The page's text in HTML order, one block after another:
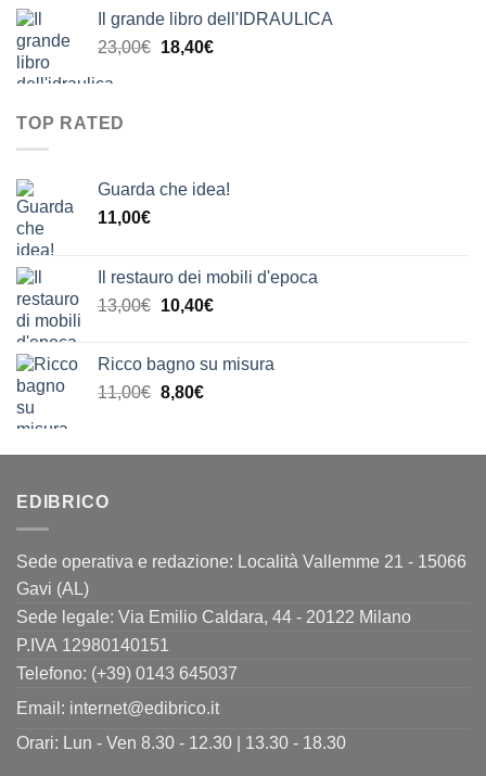
prezzo:
da
Il grande libro dell'IDRAULICA
23,00€ Il
18,40€Il
TOP RATED
Guarda che idea!
11,00€
Il restauro dei mobili d'epoca
13,00€ Il
era:
13,00€.
10,40€Il
è:
Ricco bagno su misura
11,00€ Il
era:
8,80€Il
è:
EDIBRICO
Sede operativa e redazione: Località Vallemme 21 - 15066
Gavi (AL)
Sede legale: Via Emilio Caldara, 44 - 20122 Milano
P.IVA 12980140151
Telefono: (+39) 0143 645037
Email: internet@edibrico.it
Orari: Lun - Ven 8.30 - 12.30 | 13.30 - 18.30